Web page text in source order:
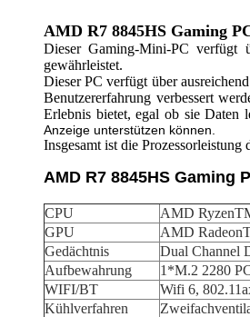
AMD R7 8845HS Gaming
Dieser Gaming-Mini-PC verfügt
gewährleistet.
Dieser PC verfügt über
Benutzererfahrung verbessert
Erlebnis bietet, egal ob sie Daten
Anzeige unterstützen können.
Insgesamt ist die
AMD R7 8845HS Gaming
CPU
AMD
GPU
AMD
Gedächtnis
Dual Channel
Aufbewahrung
1*M.2 2280
WIFI/BT
Wifi 6,
Kühlverfahren